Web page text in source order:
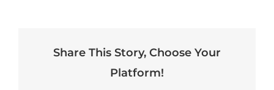
Share This Story, Choose Your
Platform!